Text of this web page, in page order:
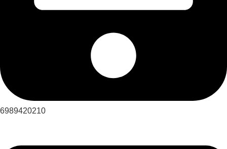
6989420210